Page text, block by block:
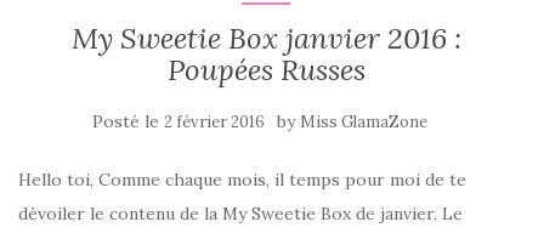
My Sweetie Box janvier 2016 :
Poupées Russes
Posté le 2 février 2016 by Miss GlamaZone
Hello toi, Comme chaque mois, il temps pour moi de te
dévoiler le contenu de la My Sweetie Box de janvier. Le